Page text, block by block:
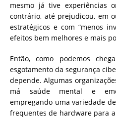
mesmo já tive experiências
contrário, até prejudicou, em
estratégicos e com “menos
efeitos bem melhores e mais
Então, como podemos
esgotamento da segurança
depende. Algumas
má saúde mental e
empregando uma variedade
frequentes de hardware para